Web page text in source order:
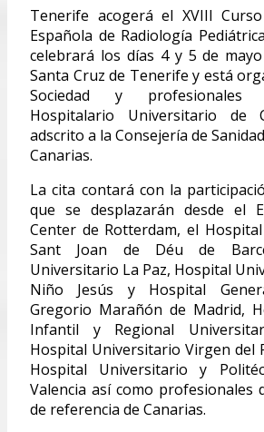
Tenerife acogerá el XVIII
Española de Radiología
celebrará los días 4 y 5 de
Santa Cruz de Tenerife y está
Sociedad y profesionales
Hospitalario Universitario de
adscrito a la Consejería de
Canarias.
La cita contará con la
que se desplazarán desde el
Center de Rotterdam, el Hospital
Sant Joan de Déu de
Universitario La Paz, Hospital
Niño Jesús y Hospital
Gregorio Marañón de Madrid,
Infantil y Regional
Hospital Universitario Virgen del
Hospital Universitario y
Valencia así como profesionales
de referencia de Canarias.